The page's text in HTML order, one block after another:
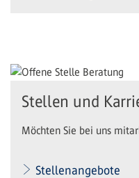
Stellen und
Möchten Sie bei uns
Stellenangebote